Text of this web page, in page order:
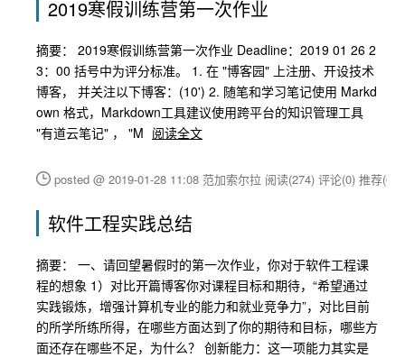
2019寒假训练营第一次作业
摘要： 2019寒假训练营第一次作业 Deadline：2019 01 26 2
3：00 括号中为评分标准。 1. 在 "博客园" 上注册、开设技术
博客， 并关注以下博客：(10') 2. 随笔和学习笔记使用 Markd
own 格式，Markdown工具建议使用跨平台的知识管理工具
"有道云笔记" ， "M 阅读全文
posted @ 2019-01-28 11:08 范加索尔拉 阅读(274) 评论(0) 推荐(0)
软件工程实践总结
摘要： 一、请回望暑假时的第一次作业，你对于软件工程课
程的想象 1）对比开篇博客你对课程目标和期待，“希望通过
实践锻炼，增强计算机专业的能力和就业竞争力”，对比目前
的所学所练所得，在哪些方面达到了你的期待和目标，哪些方
面还存在哪些不足，为什么？ 创新能力：这一项能力其实是